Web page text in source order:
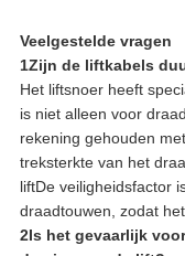
Veelgestelde vragen
1Zijn de liftkabels
Het liftsnoer heeft
is niet alleen voor
rekening gehouden
treksterkte van het
liftDe veiligheidsfactor
draadtouwen, zodat
2Is het gevaarlijk